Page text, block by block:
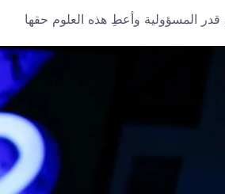
المسؤولية وأعطِ هذه العلوم حقها